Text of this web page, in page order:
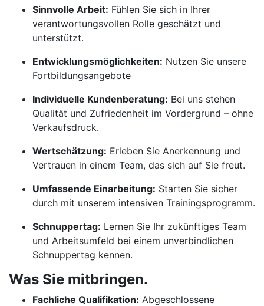
Sinnvolle Arbeit: Fühlen Sie sich in Ihrer
verantwortungsvollen Rolle geschätzt und
unterstützt.
Entwicklungsmöglichkeiten: Nutzen Sie unsere
Fortbildungsangebote
Individuelle Kundenberatung: Bei uns stehen
Qualität und Zufriedenheit im Vordergrund – ohne
Verkaufsdruck.
Wertschätzung: Erleben Sie Anerkennung und
Vertrauen in einem Team, das sich auf Sie freut.
Umfassende Einarbeitung: Starten Sie sicher
durch mit unserem intensiven Trainingsprogramm.
Schnuppertag: Lernen Sie Ihr zukünftiges Team
und Arbeitsumfeld bei einem unverbindlichen
Schnuppertag kennen.
Was Sie mitbringen.
Fachliche Qualifikation: Abgeschlossene